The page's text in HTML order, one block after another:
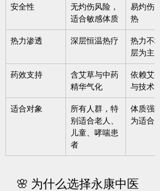
安全性
无灼伤风险，
适合敏感体质
易灼伤
热
热力渗透
深层恒温热疗
热力不
层为主
药效支持
含艾草与中药
精华气化
依赖艾
与技术
适合对象
所有人群，特
别适合老人、
儿童、哮喘患
者
体质强
为适合